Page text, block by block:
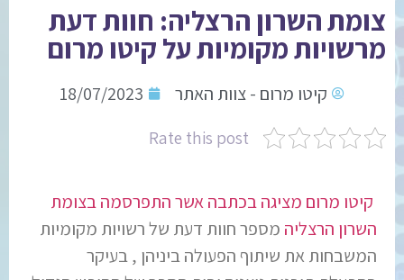
צומת השרון הרצליה: חוות דעת
מרשויות מקומיות על קיטו מרום
קיטו מרום - צוות האתר
18/07/2023
Rate this post
קיטו מרום מציגה בכתבה אשר התפרסמה בצומת
השרון הרצליה מספר חוות דעת של רשויות מקומיות
המשבחות את שיתוף הפעולה ביניהן , בעיקר